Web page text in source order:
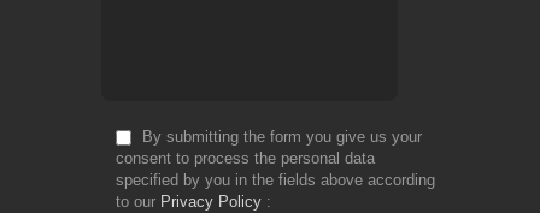
By submitting the form you give us your
consent to process the personal data
specified by you in the fields above according
to our Privacy Policy